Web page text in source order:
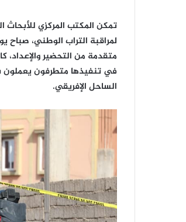
تمكن المكتب المركزي للأبحاث
متقدمة من التحضير
في تنفيذها متطرفون
الساحل الإفريقي.